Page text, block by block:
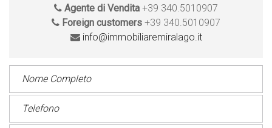
Agente di Vendita +39 340.5010907
Foreign customers +39 340.5010907
info@immobiliaremiralago.it